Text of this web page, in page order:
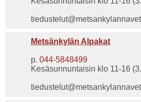
Metsänkylän Alpakat
p. 044-5848499
Kesäsunnuntaisin klo 11-16